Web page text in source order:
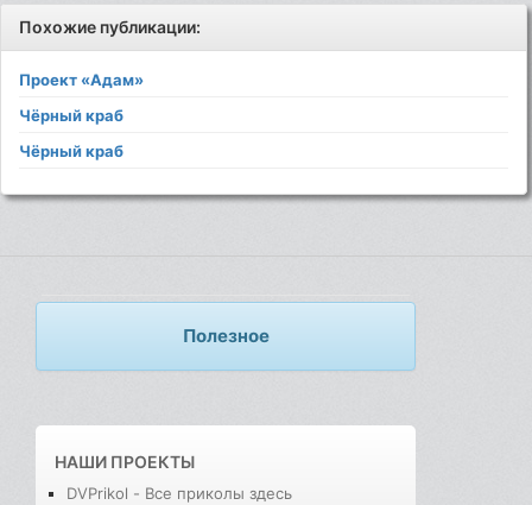
Похожие публикации:
Проект «Адам»
Чёрный краб
Чёрный краб
Полезное
НАШИ ПРОЕКТЫ
DVPrikol - Все приколы здесь